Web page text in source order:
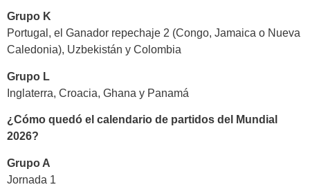
Grupo K
Portugal, el Ganador repechaje 2 (Congo, Jamaica o Nueva
Caledonia), Uzbekistán y Colombia
Grupo L
Inglaterra, Croacia, Ghana y Panamá
¿Cómo quedó el calendario de partidos del Mundial
2026?
Grupo A
Jornada 1